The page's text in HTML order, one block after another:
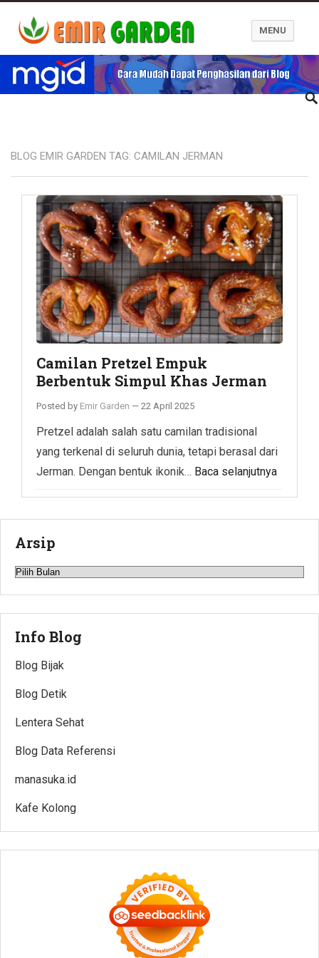
Blog Emir Garden
MENU
BLOG EMIR GARDEN TAG: CAMILAN JERMAN
Camilan Pretzel Empuk
Berbentuk Simpul Khas Jerman
Posted by Emir Garden — 22 April 2025
Pretzel adalah salah satu camilan tradisional
yang terkenal di seluruh dunia, tetapi berasal dari
Jerman. Dengan bentuk ikonik… Baca selanjutnya
Arsip
Arsip
Info Blog
Blog Bijak
Blog Detik
Lentera Sehat
Blog Data Referensi
manasuka.id
Kafe Kolong